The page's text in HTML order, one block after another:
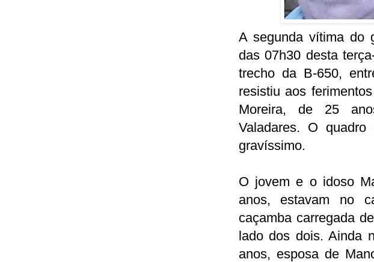
A segunda vítima do
das 07h30 desta
trecho da B-650,
resistiu aos
Moreira, de 25
Valadares. O
gravíssimo.
O jovem e o idoso
anos, estavam no
caçamba carregada
lado dos dois. Ainda
anos, esposa de